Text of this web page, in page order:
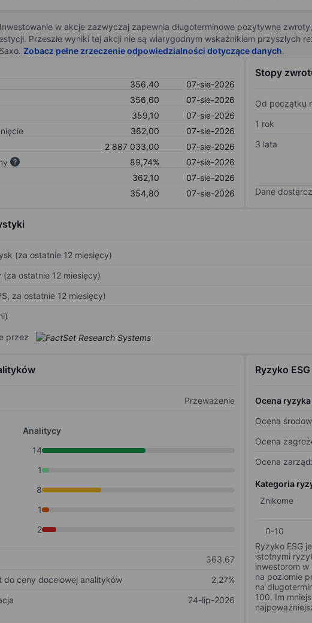
Inwestowanie w akcje zazwyczaj zapewnia długoterminowe pozytywne
Przeszłe wyniki tej akcji nie są wiarygodnym wskaźnikiem przyszłych
Zobacz pełne zrzeczenie odpowiedzialności dotyczące danych.
356,40
07-sie-2026
356,60
07-sie-2026
359,10
07-sie-2026
362,00
07-sie-2026
2 887 033,00
07-sie-2026
89,74%
07-sie-2026
362,10
07-sie-2026
354,80 07-sie-2026
Stopy
Od początku
1 rok
3 lata
Dane
(za ostatnie 12 miesięcy)
ostatnie 12 miesięcy)
za ostatnie 12 miesięcy)
przez
Przeważenie
Analitycy
14
1
8
1
2
363,67
do ceny docelowej analityków
2,27%
24-lip-2026
Ryzyko ESG
Ocena ryzyka
Ocena
Ocena
Ocena
Kategoria
Znikome
0-10
Ryzyko ESG
istotnymi
inwestorom
na poziomie
na
100. Im